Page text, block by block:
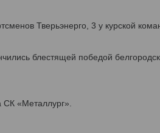
Тверьэнерго, 3 у курской
блестящей победой
СК «Металлург».